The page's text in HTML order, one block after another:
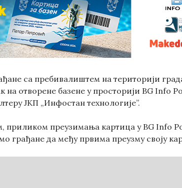
са пребивалиштем на територији
на отворене базене у просторији BG Info
ЈКП „Инфостан технологије”.
приликом преузимања картица у BG Info
грађане да међу првима преузму своју